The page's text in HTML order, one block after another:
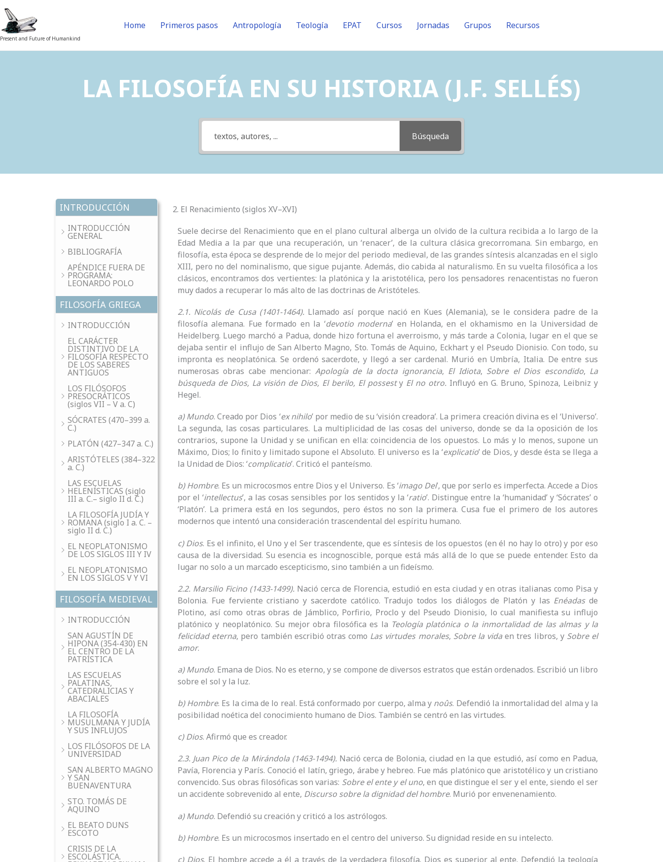
Skip
to
content
Present and Future of Humankind
Home Primeros pasos Antropología Teología EPAT Cursos Jornadas Grupos Recursos
LA FILOSOFÍA EN SU HISTORIA (J.F. SELLÉS)
Búsqueda
INTRODUCCIÓN
INTRODUCCIÓN
GENERAL
BIBLIOGRAFÍA
APÉNDICE FUERA DE
PROGRAMA:
LEONARDO POLO
FILOSOFÍA GRIEGA
INTRODUCCIÓN
EL CARÁCTER
DISTINTIVO DE LA
FILOSOFÍA RESPECTO
DE LOS SABERES
ANTIGUOS
LOS FILÓSOFOS
PRESOCRÁTICOS
(siglos VII – V a. C)
SÓCRATES (470–399 a.
C.)
PLATÓN (427–347 a. C.)
ARISTÓTELES (384–322
a. C.)
LAS ESCUELAS
HELENÍSTICAS (siglo
III a. C.– siglo II d. C.)
LA FILOSOFÍA JUDÍA Y
ROMANA (siglo I a. C. –
siglo II d. C.)
EL NEOPLATONISMO
DE LOS SIGLOS III Y IV
EL NEOPLATONISMO
EN LOS SIGLOS V Y VI
FILOSOFÍA MEDIEVAL
INTRODUCCIÓN
SAN AGUSTÍN DE
HIPONA (354-430) EN
EL CENTRO DE LA
PATRÍSTICA
LAS ESCUELAS
PALATINAS,
CATEDRALICIAS Y
ABACIALES
LA FILOSOFÍA
MUSULMANA Y JUDÍA
Y SUS INFLUJOS
LOS FILÓSOFOS DE LA
UNIVERSIDAD
SAN ALBERTO MAGNO
Y SAN
BUENAVENTURA
STO. TOMÁS DE
AQUINO
EL BEATO DUNS
ESCOTO
CRISIS DE LA
ESCOLÁSTICA.
2. El Renacimiento (siglos XV–XVI)
Suele decirse del Renacimiento que en el plano cultural alberga un olvido de la cultura recibida a lo largo de la
Edad Media a la par que una recuperación, un ‘renacer’, de la cultura clásica grecorromana. Sin embargo, en
filosofía, esta época se desprende de lo mejor del periodo medieval, de las grandes síntesis alcanzadas en el siglo
XIII, pero no del nominalismo, que sigue pujante. Además, dio cabida al naturalismo. En su vuelta filosófica a los
clásicos, encontramos dos vertientes: la platónica y la aristotélica, pero los pensadores renacentistas no fueron
muy dados a recuperar lo más alto de las doctrinas de Aristóteles.
2.1. Nicolás de Cusa (1401-1464). Llamado así porque nació en Kues (Alemania), se le considera padre de la
filosofía alemana. Fue formado en la ‘devotio moderna’ en Holanda, en el okhamismo en la Universidad de
Heidelberg. Luego marchó a Padua, donde hizo fortuna el averroismo, y más tarde a Colonia, lugar en el que se
dejaba sentir el influjo de San Alberto Magno, Sto. Tomás de Aquino, Eckhart y el Pseudo Dionisio. Con todo, su
impronta es neoplatónica. Se ordenó sacerdote, y llegó a ser cardenal. Murió en Umbría, Italia. De entre sus
numerosas obras cabe mencionar: Apología de la docta ignorancia, El Idiota, Sobre el Dios escondido, La
búsqueda de Dios, La visión de Dios, El berilo, El possesty El no otro. Influyó en G. Bruno, Spinoza, Leibniz y
Hegel.
a) Mundo. Creado por Dios ‘ex nihilo’ por medio de su ‘visión creadora’. La primera creación divina es el ‘Universo’.
La segunda, las cosas particulares. La multiplicidad de las cosas del universo, donde se da la oposición de los
contrarios, supone la Unidad y se unifican en ella: coincidencia de los opuestos. Lo más y lo menos, supone un
Máximo, Dios; lo finito y limitado supone el Absoluto. El universo es la ‘explicatio’ de Dios, y desde ésta se llega a
la Unidad de Dios: ‘complicatio’. Criticó el panteísmo.
b) Hombre. Es un microcosmos entre Dios y el Universo. Es ‘imago Dei’, que por serlo es imperfecta. Accede a Dios
por el ‘intellectus’, a las cosas sensibles por los sentidos y la ‘ratio’. Distingue entre la ‘humanidad’ y ‘Sócrates’ o
‘Platón’. La primera está en los segundos, pero éstos no son la primera. Cusa fue el primero de los autores
modernos que intentó una consideración trascendental del espíritu humano.
c) Dios. Es el infinito, el Uno y el Ser trascendente, que es síntesis de los opuestos (en él no hay lo otro) y por eso
causa de la diversidad. Su esencia es incognoscible, porque está más allá de lo que se puede entender. Esto da
lugar no solo a un marcado escepticismo, sino también a un fideísmo.
2.2. Marsilio Ficino (1433-1499). Nació cerca de Florencia, estudió en esta ciudad y en otras italianas como Pisa y
Bolonia. Fue ferviente cristiano y sacerdote católico. Tradujo todos los diálogos de Platón y las Enéadasde
Plotino, así como otras obras de Jámblico, Porfirio, Proclo y del Pseudo Dionisio, lo cual manifiesta su influjo
platónico y neoplatónico. Su mejor obra filosófica es la Teología platónica o la inmortalidad de las almas y la
felicidad eterna, pero también escribió otras como Las virtudes morales, Sobre la vidaen tres libros, y Sobre el
amor.
a) Mundo. Emana de Dios. No es eterno, y se compone de diversos estratos que están ordenados. Escribió un libro
sobre el sol y la luz.
b) Hombre. Es la cima de lo real. Está conformado por cuerpo, alma y noûs. Defendió la inmortalidad del alma y la
posibilidad noética del conocimiento humano de Dios. También se centró en las virtudes.
c) Dios. Afirmó que es creador.
2.3. Juan Pico de la Mirándola (1463-1494). Nació cerca de Bolonia, ciudad en la que estudió, así como en Padua,
Pavía, Florencia y París. Conoció el latín, griego, árabe y hebreo. Fue más platónico que aristotélico y un cristiano
convencido. Sus obras filosóficas son varias: Sobre el ente y el uno, en que distingue el ser y el ente, siendo el ser
un accidente sobrevenido al ente, Discurso sobre la dignidad del hombre. Murió por envenenamiento.
a) Mundo. Defendió su creación y criticó a los astrólogos.
b) Hombre. Es un microcosmos insertado en el centro del universo. Su dignidad reside en su intelecto.
c) Dios. El hombre accede a él a través de la verdadera filosofía. Dios es superior al ente. Defendió la teología